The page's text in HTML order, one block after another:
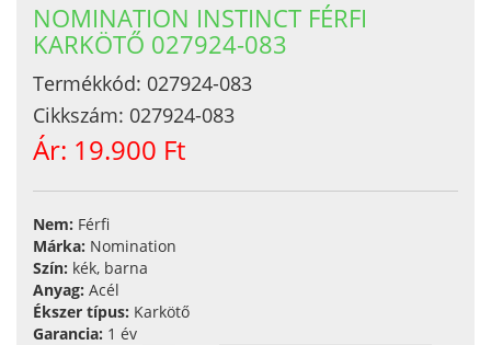
NOMINATION INSTINCT FÉRFI
KARKÖTŐ 027924-083
Termékkód: 027924-083
Cikkszám: 027924-083
Ár: 19.900 Ft
Nem: Férfi
Márka: Nomination
Szín: kék, barna
Anyag: Acél
Ékszer típus: Karkötő
Garancia: 1 év